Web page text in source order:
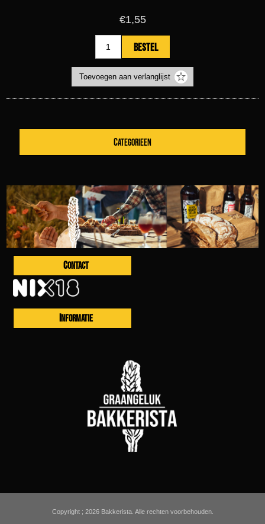
€1,55
CATEGORIEEN
CONTACT
INFORMATIE
Copyright ; 2026 Bakkerista. Alle rechten voorbehouden.